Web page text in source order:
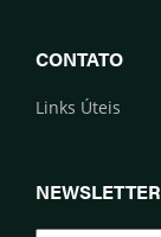
CONTATO
Links Úteis
NEWSLETTER